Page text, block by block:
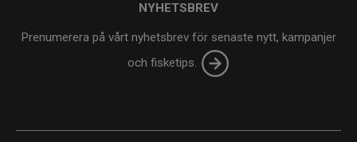
NYHETSBREV
Prenumerera på vårt nyhetsbrev för senaste nytt, kampanjer
och fisketips.